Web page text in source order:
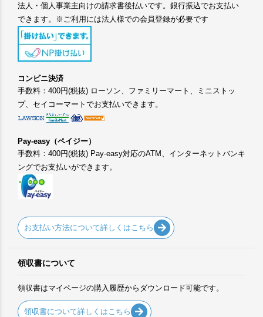
法人・個人事業主向けの請求書後払いです。銀行振込でお支払い
できます。※ご利用には法人様での会員登録が必要です
コンビニ決済
手数料：400円(税抜) ローソン、ファミリーマート、ミニストッ
プ、セイコーマートでお支払いできます。
Pay-easy（ペイジー）
手数料：400円(税抜) Pay-easy対応のATM、インターネットバンキ
ングでお支払いができます。
お支払い方法について詳しくはこちら
領収書について
領収書はマイページの購入履歴からダウンロード可能です。
領収書について詳しくはこちら